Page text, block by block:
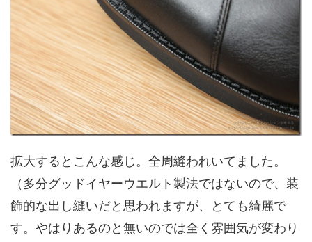
拡大するとこんな感じ。全周縫われいてました。
（多分グッドイヤーウエルト製法ではないので、装
飾的な出し縫いだと思われますが、とても綺麗で
す。やはりあるのと無いのでは全く雰囲気が変わり